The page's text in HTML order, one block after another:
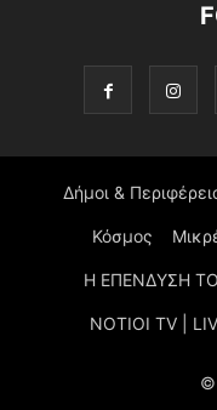
Δήμοι &
Κόσμος
Η ΕΠΕΝΔΥΣΗ
NOTIOI TV |
©